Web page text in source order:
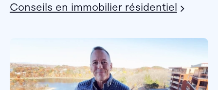
Conseils en immobilier résidentiel